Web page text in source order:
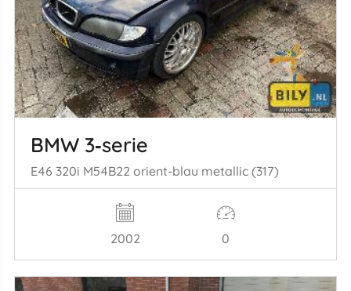
BMW 3‑serie
E46 320i M54B22 orient-blau metallic (317)
2002 0